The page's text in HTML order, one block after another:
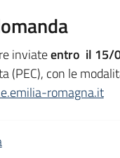
inviateentro il 15/
(PEC), con le
romagna.it